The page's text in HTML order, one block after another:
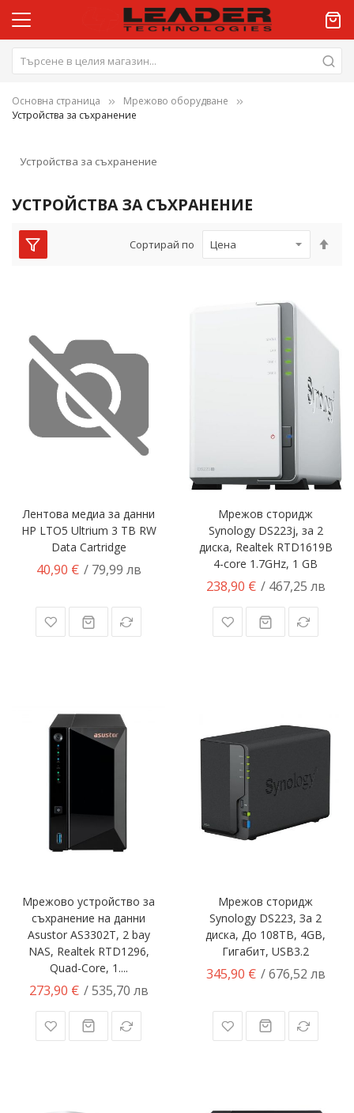
Основна страница
Мрежово оборудване
Устройства за съхранение
Устройства за съхранение
УСТРОЙСТВА ЗА СЪХРАНЕНИЕ
Сортирай по
Лентова медиа за данни
HP LTO5 Ultrium 3 TB RW
Data Cartridge
40,90 € / 79,99 лв
Мрежов сторидж
Synology DS223j, за 2
диска, Realtek RTD1619B
4-core 1.7GHz, 1 GB
238,90 € / 467,25 лв
Мрежово устройство за
съхранение на данни
Asustor AS3302T, 2 bay
NAS, Realtek RTD1296,
Quad-Core, 1....
273,90 € / 535,70 лв
Мрежов сторидж
Synology DS223, За 2
диска, До 108TB, 4GB,
Гигабит, USB3.2
345,90 € / 676,52 лв